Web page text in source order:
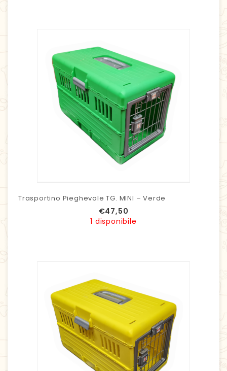
Trasportino Pieghevole TG. MINI – Verde
€47,50
1 disponibile